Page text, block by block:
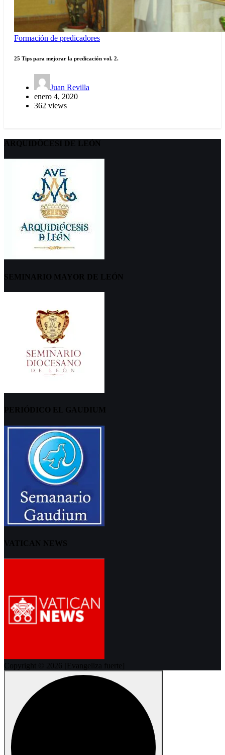
Formación de predicadores
25 Tips para mejorar la predicación vol. 2.
Juan Revilla
enero 4, 2020
362 views
ARQUIDÖCESI DE LEÓN
SEMINARIO MAYOR DE LEÓN
PERIÓDICO EL GAUDIUM
VATICAN NEWS
Copyright © 2026 [Evangeliza fuerte]